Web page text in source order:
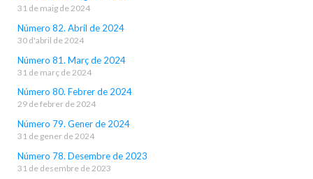
31 de maig de 2024
Número 82. Abril de 2024
30 d'abril de 2024
Número 81. Març de 2024
31 de març de 2024
Número 80. Febrer de 2024
29 de febrer de 2024
Número 79. Gener de 2024
31 de gener de 2024
Número 78. Desembre de 2023
31 de desembre de 2023